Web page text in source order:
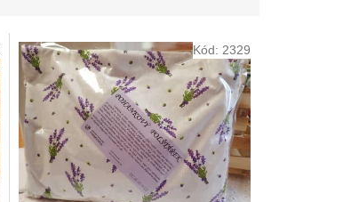
Kód: 2329